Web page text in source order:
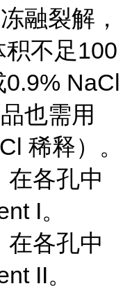
融裂解，
不足100
NaCl
也需用
稀释）。
在各孔中
I。
在各孔中
II。